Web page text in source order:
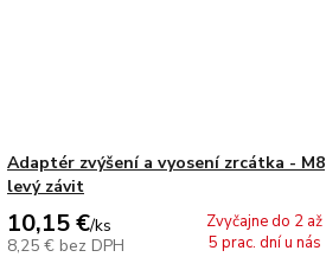
Adaptér zvýšení a vyosení zrcátka - M8
levý závit
10,15 €/ks
8,25 € bez DPH
Zvyčajne do 2 až
5 prac. dní u nás